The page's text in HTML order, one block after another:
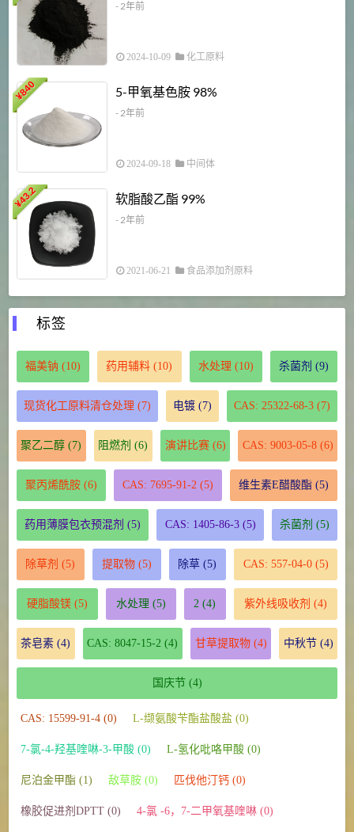
- 2年前
2024-10-09 化工原料
¥
840 5-甲氧基色胺 98%
- 2年前
2024-09-18 中间体
¥
43.2 软脂酸乙酯 99%
- 2年前
2021-06-21 食品添加剂原料
标签
福美钠 (10) 药用辅料 (10) 水处理 (10) 杀菌剂 (9)
现货化工原料清仓处理 (7) 电镀 (7) CAS: 25322-68-3 (7)
聚乙二醇 (7) 阻燃剂 (6) 演讲比赛(6) CAS: 9003-05-8(6)
聚丙烯酰胺(6) CAS: 7695-91-2 (5) 维生素E醋酸酯 (5)
药用薄膜包衣预混剂 (5) CAS: 1405-86-3(5) 杀菌剂 (5)
除草剂 (5) 提取物(5) 除草 (5) CAS: 557-04-0(5)
硬脂酸镁(5) 水处理 (5) 2 (4) 紫外线吸收剂 (4)
茶皂素 (4) CAS: 8047-15-2 (4) 甘草提取物(4) 中秋节(4)
国庆节(4)
CAS: 15599-91-4 (0) L-缬氨酸苄酯盐酸盐 (0)
7-氯-4-羟基喹啉-3-甲酸 (0) L-氢化吡咯甲酸 (0)
尼泊金甲酯 (1) 敌草胺 (0) 匹伐他汀钙 (0)
橡胶促进剂DPTT (0) 4-氯 -6，7-二甲氧基喹啉 (0)